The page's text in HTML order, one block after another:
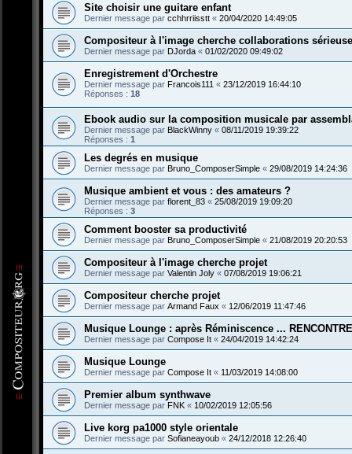
Site choisir une guitare enfant
Dernier message par cchhrriisstt « 20/04/2020 14:49:05
Compositeur à l'image cherche collaborations
Dernier message par DJorda « 01/02/2020 09:49:02
Enregistrement d'Orchestre
Dernier message par Francois111 « 23/12/2019 16:44:10
Réponses : 18
Ebook audio sur la composition musicale par
Dernier message par BlackWinny « 08/11/2019 19:39:22
Réponses : 1
Les degrés en musique
Dernier message par Bruno_ComposerSimple « 29/08/2019 14:24:36
Musique ambient et vous : des amateurs ?
Dernier message par florent_83 « 25/08/2019 19:09:20
Réponses : 3
Comment booster sa productivité
Dernier message par Bruno_ComposerSimple « 21/08/2019 20:20:53
Compositeur à l'image cherche projet
Dernier message par Valentin Joly « 07/08/2019 19:06:21
Compositeur cherche projet
Dernier message par Armand Faux « 12/06/2019 11:47:46
Musique Lounge : après Réminiscence ...
Dernier message par Compose It « 24/04/2019 14:42:24
Musique Lounge
Dernier message par Compose It « 11/03/2019 14:08:00
Premier album synthwave
Dernier message par FNK « 10/02/2019 12:05:56
Live korg pa1000 style orientale
Dernier message par Sofianeayoub « 24/12/2018 12:26:40